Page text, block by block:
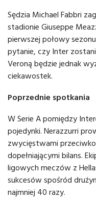
Sędzia Michael Fabbri
stadionie Giuseppe
pierwszej połowy
pytanie, czy Inter
Veroną będzie jednak
ciekawostek.
Poprzednie spotkania
W Serie A pomiędzy
pojedynki. Nerazzurri
zwycięstwami
dopełniającymi bilans.
ligowych meczów z
sukcesów spośród
najmniej 40 razy.